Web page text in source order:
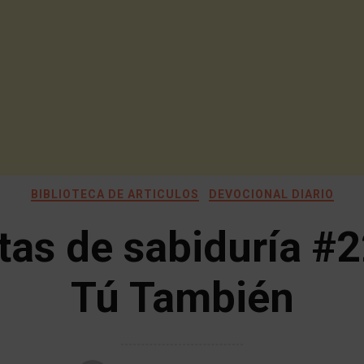
BIBLIOTECA DE ARTICULOS DEVOCIONAL DIARIO
de sabiduría
Tú También